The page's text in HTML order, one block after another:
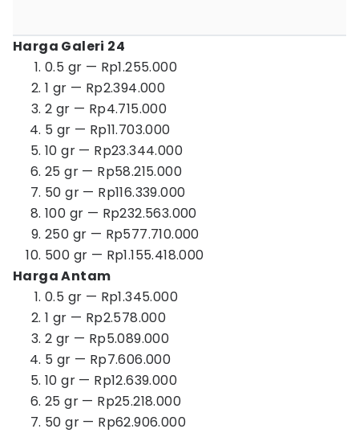
Harga Galeri 24
0.5 gr — Rp1.255.000
1 gr — Rp2.394.000
2 gr — Rp4.715.000
5 gr — Rp11.703.000
10 gr — Rp23.344.000
25 gr — Rp58.215.000
50 gr — Rp116.339.000
100 gr — Rp232.563.000
250 gr — Rp577.710.000
500 gr — Rp1.155.418.000
Harga Antam
0.5 gr — Rp1.345.000
1 gr — Rp2.578.000
2 gr — Rp5.089.000
5 gr — Rp7.606.000
10 gr — Rp12.639.000
25 gr — Rp25.218.000
50 gr — Rp62.906.000